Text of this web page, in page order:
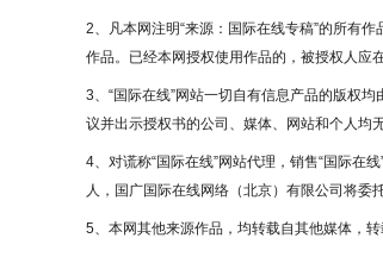
2、凡本网注明“来源：国际在线专稿”的所有
作品。已经本网授权使用作品的，被授权人应
3、“国际在线”网站一切自有信息产品的版权
议并出示授权书的公司、媒体、网站和个人均
4、对谎称“国际在线”网站代理，销售“国际在
人，国广国际在线网络（北京）有限公司将委
5、本网其他来源作品，均转载自其他媒体，